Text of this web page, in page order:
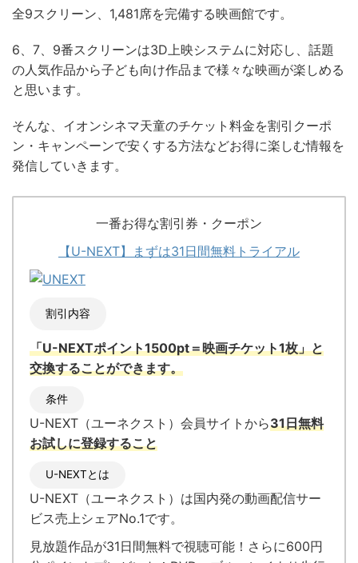
全9スクリーン、1,481席を完備する映画館です。
6、7、9番スクリーンは3D上映システムに対応し、話題
の人気作品から子ども向け作品まで様々な映画が楽しめる
と思います。
そんな、イオンシネマ天童のチケット料金を割引クーポ
ン・キャンペーンで安くする方法などお得に楽しむ情報を
発信していきます。
一番お得な割引券・クーポン
【U-NEXT】まずは31日間無料トライアル
割引内容
「U-NEXTポイント1500pt＝映画チケット1枚」と
交換することができます。
条件
U-NEXT（ユーネクスト）会員サイトから31日無料
お試しに登録すること
U-NEXTとは
U-NEXT（ユーネクスト） は国内発の動画配信サー
ビス売上シェアNo.1です。
見放題作品が31日間無料で視聴可能！ さらに600円